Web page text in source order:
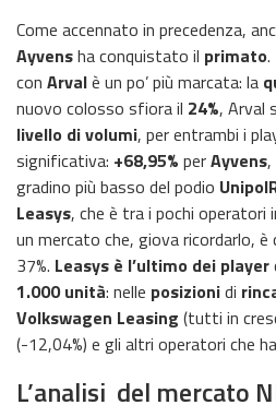
Come accennato in precedenza,
Ayvensha conquistato il primato.
con Arvalè un po’ più marcata: la
nuovo colosso sfiora il 24%, Arval
livello di volumi, per entrambi i
significativa: +68,95% perAyvens,
gradino più basso del podio
Leasys, che è tra i pochi operatori
un mercato che, giova ricordarlo, è
37%. Leasys è l’ultimo dei player
1.000 unità: nelle posizionidi
Volkswagen Leasing (tutti in
(-12,04%) e gli altri operatori che
L’analisi del mercato